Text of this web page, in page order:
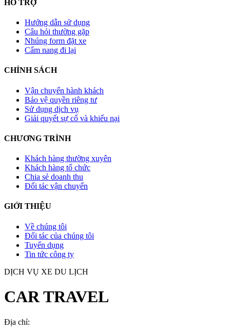
HỖ TRỢ
Hướng dẫn sử dụng
Câu hỏi thường gặp
Nhúng form đặt xe
Cẩm nang đi lại
CHÍNH SÁCH
Vận chuyển hành khách
Bảo vệ quyền riêng tư
Sử dụng dịch vụ
Giải quyết sự cố và khiếu nại
CHƯƠNG TRÌNH
Khách hàng thường xuyên
Khách hàng tổ chức
Chia sẻ doanh thu
Đối tác vận chuyển
GIỚI THIỆU
Về chúng tôi
Đối tác của chúng tôi
Tuyển dụng
Tin tức công ty
DỊCH VỤ XE DU LỊCH
CAR TRAVEL
Địa chỉ: